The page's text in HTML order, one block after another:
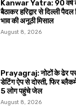
Kanwar Yatra: 90 वर्ष
बैठाकर हरिद्वार से दिल्ली
भाव की अनूठी मिसाल
August 8, 2026
Prayagraj: नोटों के ढेर पर
डेटिंग ऐप से दोस्ती, फिर
5 लोग पहुंचे जेल
August 8, 2026